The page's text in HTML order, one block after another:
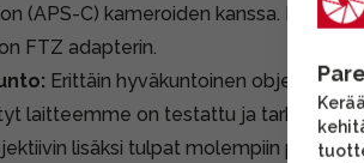
(APS-C) kameroiden kanssa. Nikon Z
FTZ adapterin.
Erittäin hyväkuntoinen objektiivi.
laitteemme on testattu ja tarkistettu.
lisäksi tulpat molempiin päihin,